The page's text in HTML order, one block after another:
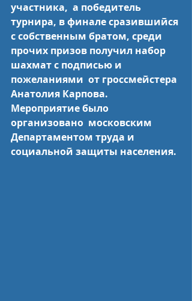
участника,  а победитель
турнира, в финале сразившийся
с собственным братом, среди
прочих призов получил набор
шахмат с подписью и
пожеланиями  от гроссмейстера
Анатолия Карпова.
Мероприятие было
организовано  московским
Департаментом труда и
социальной защиты населения.